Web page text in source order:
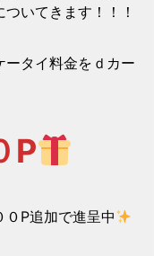
いてきます！！！
ータイ料金をｄカー
P
P追加で進呈中